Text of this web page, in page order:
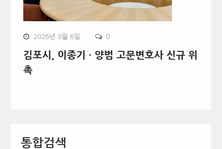
2026년 8월 6일 0
김포시, 이종기 · 양범 고문변호사 신규 위
촉
통합검색